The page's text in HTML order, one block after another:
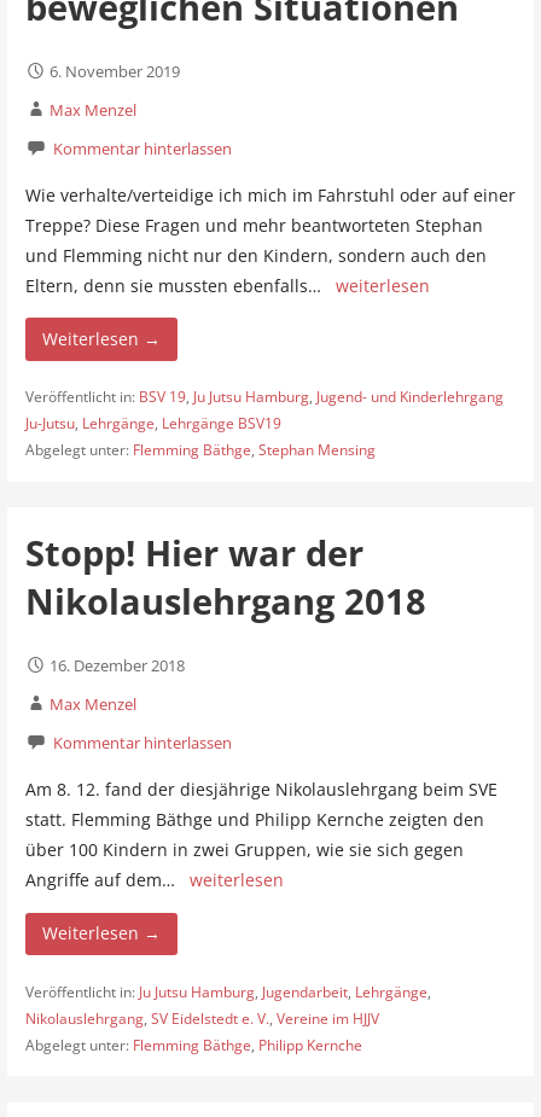
6. November 2019
Max Menzel
Kommentar hinterlassen
Wie verhalte/verteidige ich mich im Fahrstuhl oder auf einer
Treppe? Diese Fragen und mehr beantworteten Stephan
und Flemming nicht nur den Kindern, sondern auch den
Eltern, denn sie mussten ebenfalls… weiterlesen
Weiterlesen →
Veröffentlicht in: BSV 19, Ju Jutsu Hamburg, Jugend- und Kinderlehrgang
Ju-Jutsu, Lehrgänge, Lehrgänge BSV19
Abgelegt unter: Flemming Bäthge, Stephan Mensing
Stopp! Hier war der
Nikolauslehrgang 2018
16. Dezember 2018
Max Menzel
Kommentar hinterlassen
Am 8. 12. fand der diesjährige Nikolauslehrgang beim SVE
statt. Flemming Bäthge und Philipp Kernche zeigten den
über 100 Kindern in zwei Gruppen, wie sie sich gegen
Angriffe auf dem… weiterlesen
Weiterlesen →
Veröffentlicht in: Ju Jutsu Hamburg, Jugendarbeit, Lehrgänge,
Nikolauslehrgang, SV Eidelstedt e. V., Vereine im HJJV
Abgelegt unter: Flemming Bäthge, Philipp Kernche